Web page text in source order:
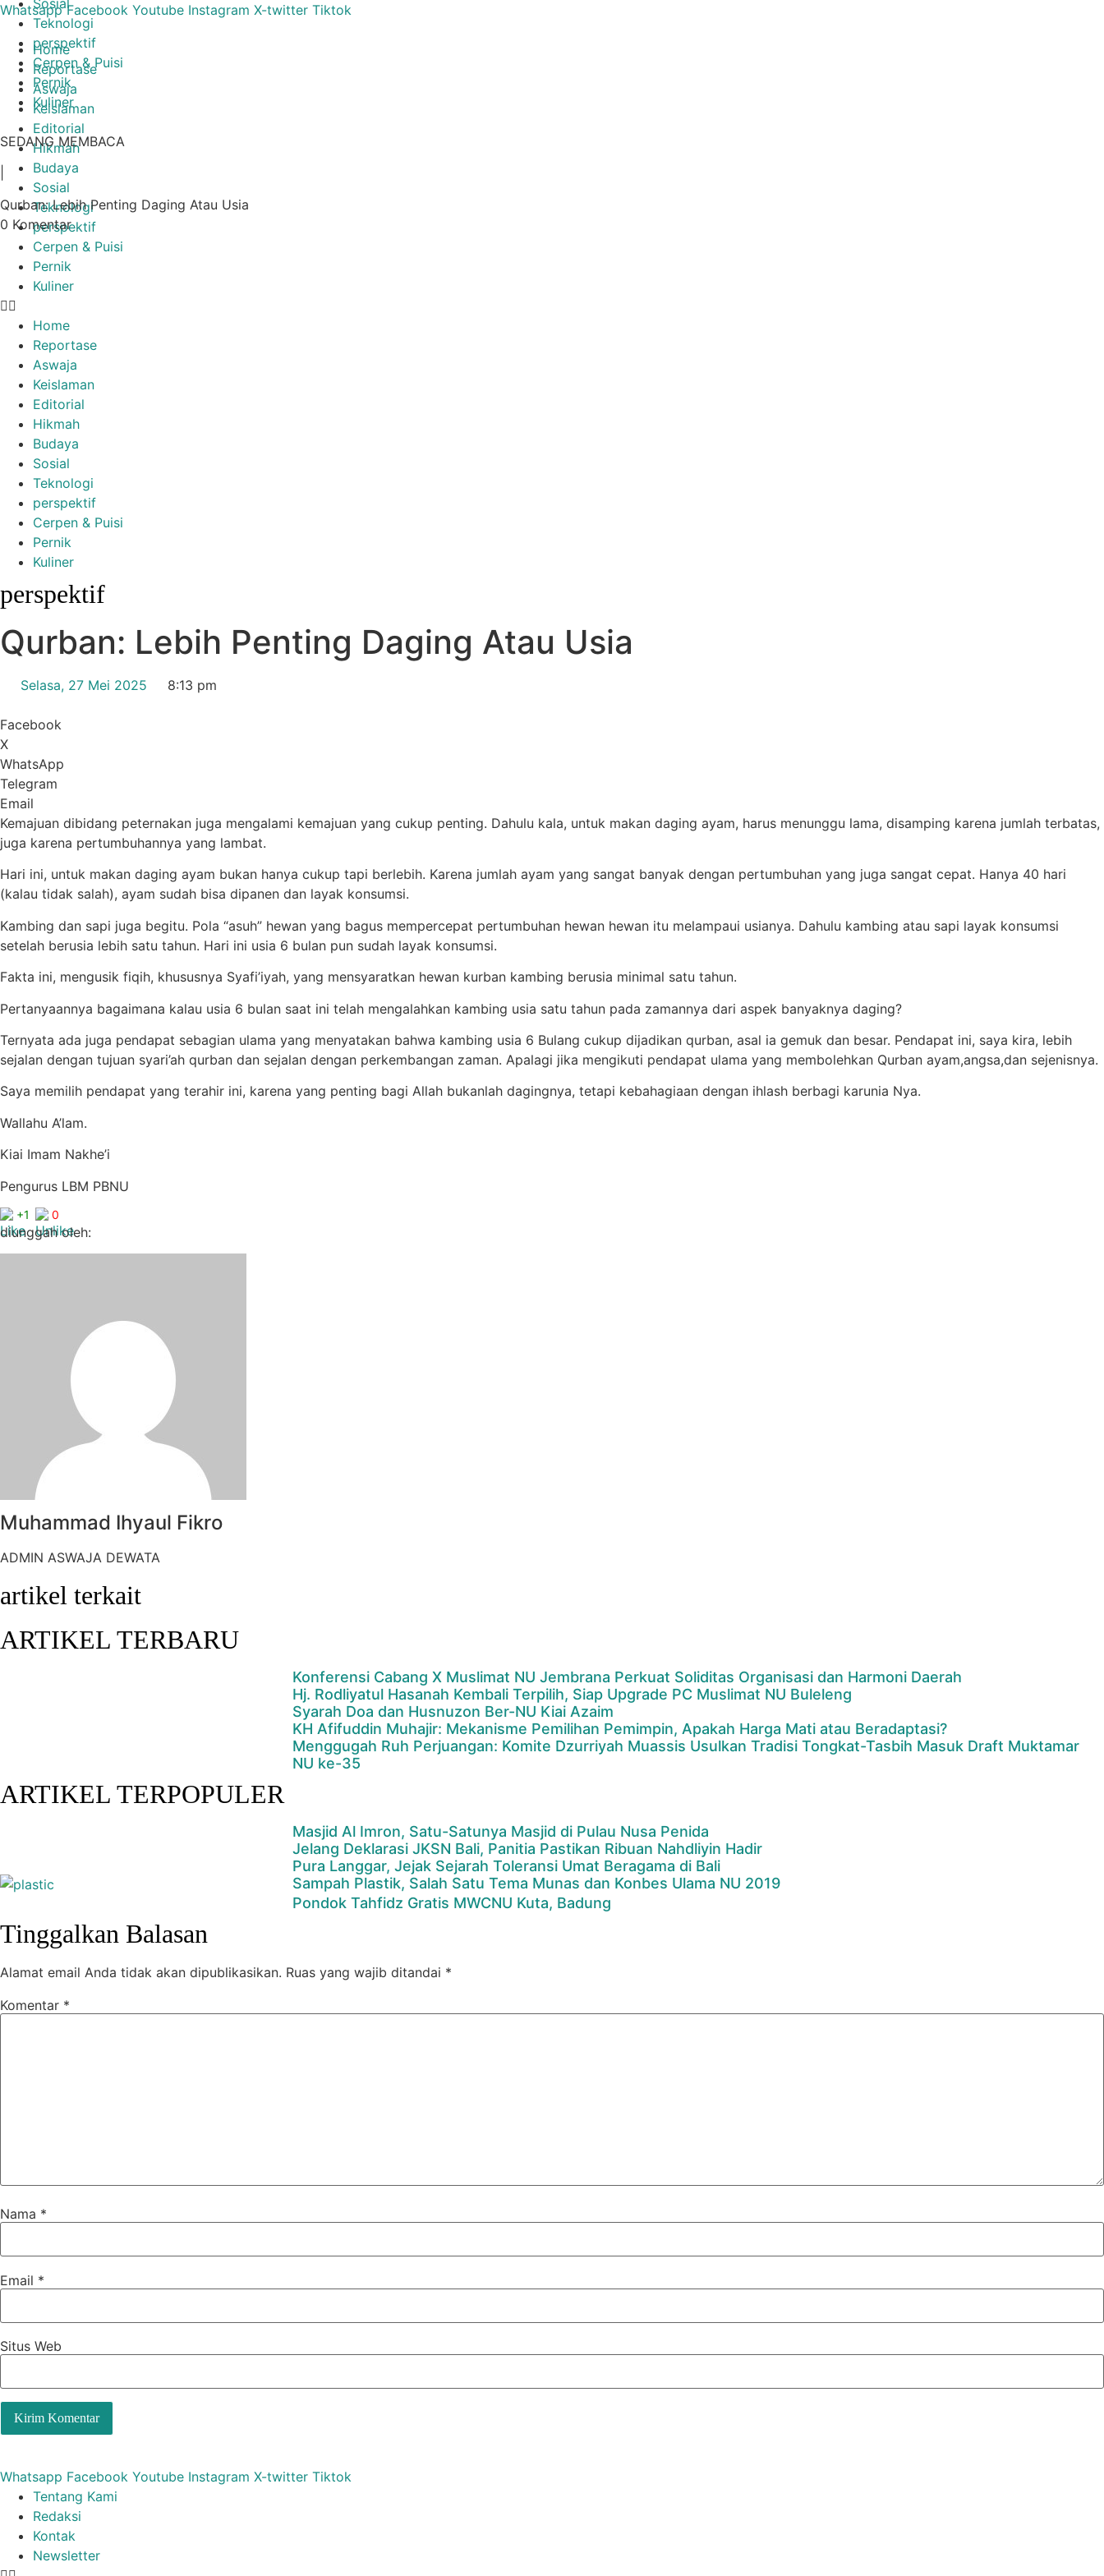
Lewati
konten
Whatsapp Facebook Youtube Instagram X-twitter Tiktok
Home
Reportase
Aswaja
Keislaman
Editorial
Hikmah
Budaya
Sosial
Teknologi
perspektif
Cerpen & Puisi
Pernik
Kuliner
Home
Reportase
Aswaja
Keislaman
Editorial
Hikmah
Budaya
Sosial
Teknologi
perspektif
Cerpen & Puisi
Pernik
Kuliner
Sosial
Teknologi
perspektif
Cerpen & Puisi
Pernik
Kuliner
SEDANG MEMBACA
Qurban: Lebih Penting Daging Atau Usia
0 Komentar
perspektif
Qurban: Lebih Penting Daging Atau Usia
Selasa, 27 Mei 2025 8:13 pm
Facebook
X
WhatsApp
Telegram
Email
Kemajuan dibidang peternakan juga mengalami kemajuan yang cukup penting. Dahulu kala, untuk makan daging ayam, harus menunggu lama, disamping karena jumlah terbatas,
juga karena pertumbuhannya yang lambat.
Hari ini, untuk makan daging ayam bukan hanya cukup tapi berlebih. Karena jumlah ayam yang sangat banyak dengan pertumbuhan yang juga sangat cepat. Hanya 40 hari
(kalau tidak salah), ayam sudah bisa dipanen dan layak konsumsi.
Kambing dan sapi juga begitu. Pola “asuh” hewan yang bagus mempercepat pertumbuhan hewan hewan itu melampaui usianya. Dahulu kambing atau sapi layak konsumsi
setelah berusia lebih satu tahun. Hari ini usia 6 bulan pun sudah layak konsumsi.
Fakta ini, mengusik fiqih, khususnya Syafi’iyah, yang mensyaratkan hewan kurban kambing berusia minimal satu tahun.
Pertanyaannya bagaimana kalau usia 6 bulan saat ini telah mengalahkan kambing usia satu tahun pada zamannya dari aspek banyaknya daging?
Ternyata ada juga pendapat sebagian ulama yang menyatakan bahwa kambing usia 6 Bulang cukup dijadikan qurban, asal ia gemuk dan besar. Pendapat ini, saya kira, lebih
sejalan dengan tujuan syari’ah qurban dan sejalan dengan perkembangan zaman. Apalagi jika mengikuti pendapat ulama yang membolehkan Qurban ayam,angsa,dan sejenisnya.
Saya memilih pendapat yang terahir ini, karena yang penting bagi Allah bukanlah dagingnya, tetapi kebahagiaan dengan ihlash berbagi karunia Nya.
Wallahu A’lam.
Kiai Imam Nakhe’i
Pengurus LBM PBNU
+1 0
diunggah oleh:
Muhammad Ihyaul Fikro
ADMIN ASWAJA DEWATA
artikel terkait
ARTIKEL TERBARU
Konferensi Cabang X Muslimat NU Jembrana Perkuat Soliditas Organisasi dan Harmoni Daerah
Hj. Rodliyatul Hasanah Kembali Terpilih, Siap Upgrade PC Muslimat NU Buleleng
Syarah Doa dan Husnuzon Ber-NU Kiai Azaim
KH Afifuddin Muhajir: Mekanisme Pemilihan Pemimpin, Apakah Harga Mati atau Beradaptasi?
Menggugah Ruh Perjuangan: Komite Dzurriyah Muassis Usulkan Tradisi Tongkat-Tasbih Masuk Draft Muktamar
NU ke-35
ARTIKEL TERPOPULER
Masjid Al Imron, Satu-Satunya Masjid di Pulau Nusa Penida
Jelang Deklarasi JKSN Bali, Panitia Pastikan Ribuan Nahdliyin Hadir
Pura Langgar, Jejak Sejarah Toleransi Umat Beragama di Bali
Sampah Plastik, Salah Satu Tema Munas dan Konbes Ulama NU 2019
Pondok Tahfidz Gratis MWCNU Kuta, Badung
Tinggalkan Balasan
Alamat email Anda tidak akan dipublikasikan. Ruas yang wajib ditandai *
Komentar *
Nama *
Email *
Situs Web
Whatsapp Facebook Youtube Instagram X-twitter Tiktok
Tentang Kami
Redaksi
Kontak
Newsletter